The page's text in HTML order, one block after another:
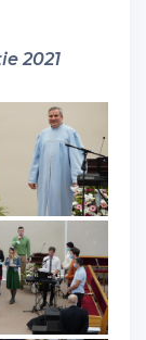
2021